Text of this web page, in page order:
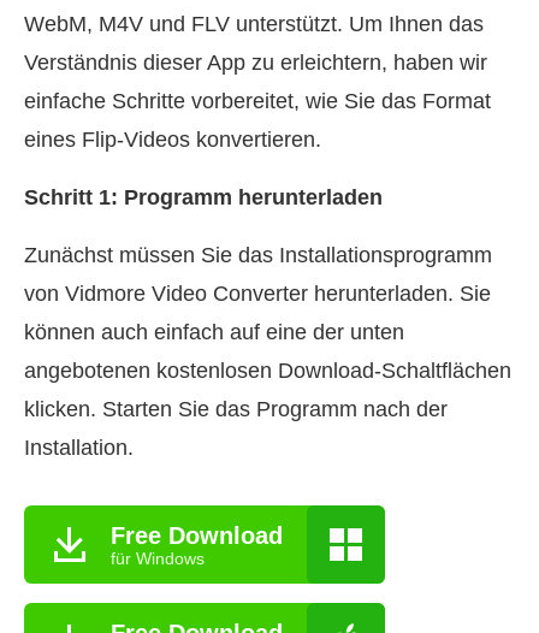
WebM, M4V und FLV unterstützt. Um Ihnen das
Verständnis dieser App zu erleichtern, haben wir
einfache Schritte vorbereitet, wie Sie das Format
eines Flip‑Videos konvertieren.
Schritt 1: Programm herunterladen
Zunächst müssen Sie das Installationsprogramm
von Vidmore Video Converter herunterladen. Sie
können auch einfach auf eine der unten
angebotenen kostenlosen Download‑Schaltflächen
klicken. Starten Sie das Programm nach der
Installation.
Free Download
für Windows